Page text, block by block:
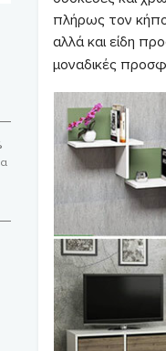
πλήρως τον κήπο
αλλά και είδη
μοναδικές